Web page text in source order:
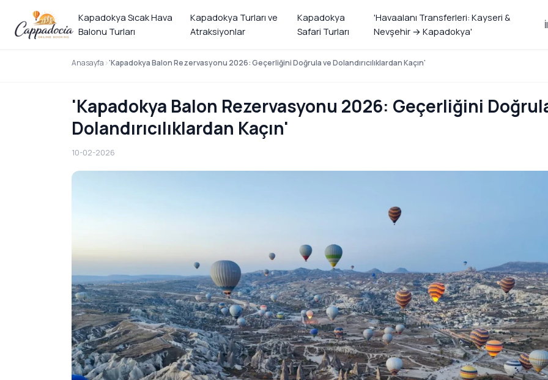
Kapadokya Sıcak Hava
Balonu Turları
Kapadokya Turları ve
Atraksiyonlar
Kapadokya
Safari Turları
'Havaalanı Transferleri: Kayseri &
Nevşehir → Kapadokya'
Anasayfa 'Kapadokya Balon Rezervasyonu 2026: Geçerliğini Doğrula ve Dolandırıcılıklardan Kaçın'
'Kapadokya Balon Rezervasyonu 2026: Geçerliğini
Dolandırıcılıklardan Kaçın'
10-02-2026